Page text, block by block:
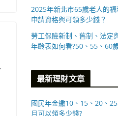
,
2025年新北市65歲老人的
申請資格與可領多少錢？
勞工保險新制、舊制、法定
年齡表如何看?50、55、60
最新理財文章
國民年金繳10、15、20、
月可以領多少錢?